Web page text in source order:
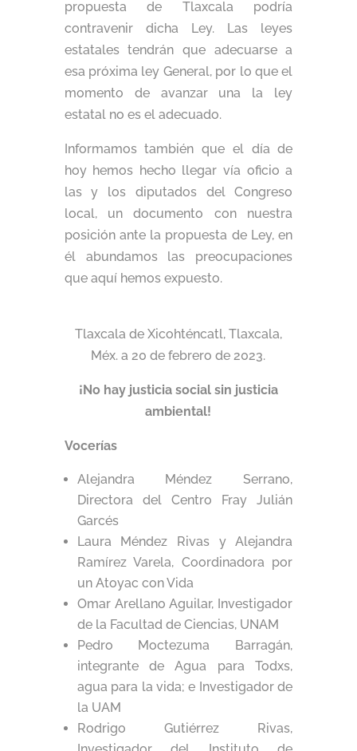
propuesta de Tlaxcala podría
contravenir dicha Ley. Las leyes
estatales tendrán que adecuarse a
esa próxima ley General, por lo que el
momento de avanzar una la ley
estatal no es el adecuado.
Informamos también que el día de
hoy hemos hecho llegar vía oficio a
las y los diputados del Congreso
local, un documento con nuestra
posición ante la propuesta de Ley, en
él abundamos las preocupaciones
que aquí hemos expuesto.
Tlaxcala de Xicohténcatl, Tlaxcala,
Méx. a 20 de febrero de 2023.
¡No hay justicia social sin justicia
ambiental!
Vocerías
Alejandra Méndez Serrano,
Directora del Centro Fray Julián
Garcés
Laura Méndez Rivas y Alejandra
Ramírez Varela, Coordinadora por
un Atoyac con Vida
Omar Arellano Aguilar, Investigador
de la Facultad de Ciencias, UNAM
Pedro Moctezuma Barragán,
integrante de Agua para Todxs,
agua para la vida; e Investigador de
la UAM
Rodrigo Gutiérrez Rivas,